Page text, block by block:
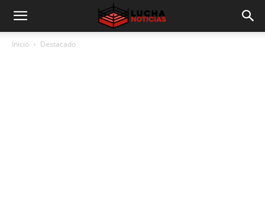
Inicio Destacado